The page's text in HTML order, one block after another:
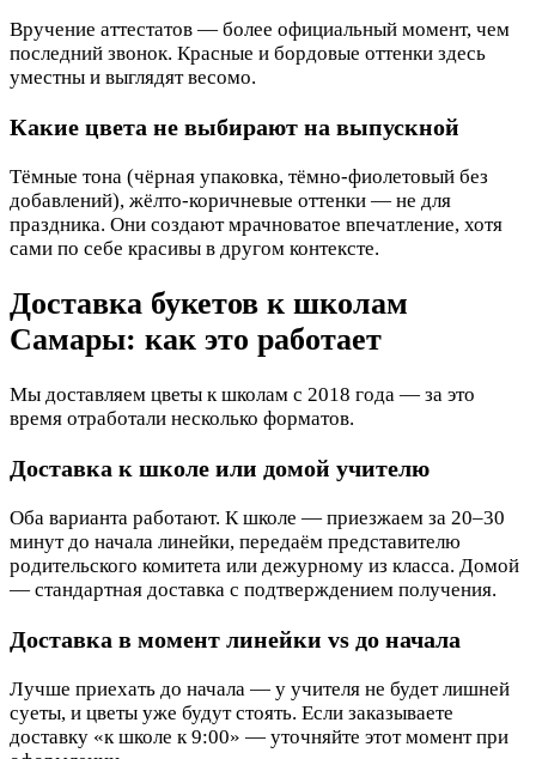
Вручение аттестатов — более официальный момент, чем
последний звонок. Красные и бордовые оттенки здесь
уместны и выглядят весомо.
Какие цвета не выбирают на выпускной
Тёмные тона (чёрная упаковка, тёмно-фиолетовый без
добавлений), жёлто-коричневые оттенки — не для
праздника. Они создают мрачноватое впечатление, хотя
сами по себе красивы в другом контексте.
Доставка букетов к школам
Самары: как это работает
Мы доставляем цветы к школам с 2018 года — за это
время отработали несколько форматов.
Доставка к школе или домой учителю
Оба варианта работают. К школе — приезжаем за 20–30
минут до начала линейки, передаём представителю
родительского комитета или дежурному из класса. Домой
— стандартная доставка с подтверждением получения.
Доставка в момент линейки vs до начала
Лучше приехать до начала — у учителя не будет лишней
суеты, и цветы уже будут стоять. Если заказываете
доставку «к школе к 9:00» — уточняйте этот момент при